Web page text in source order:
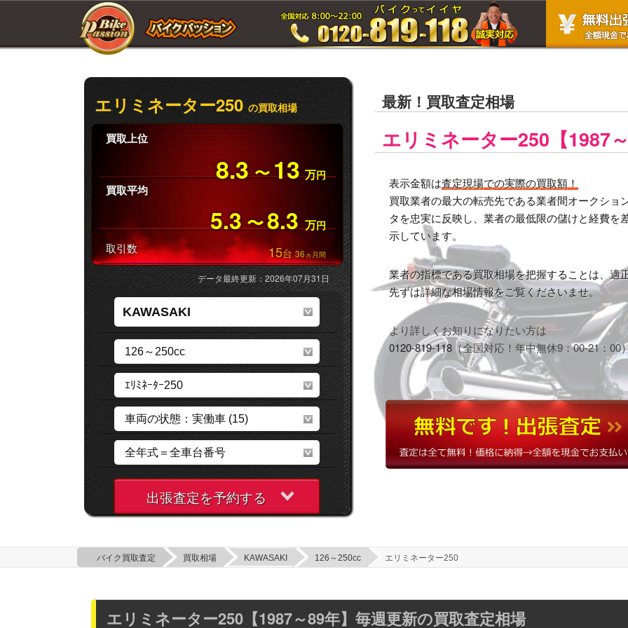
最新！買取査定相場
エリミネーター250【1987
表示金額は査定現場での実際の買取額！
買取業者の最大の転売先である業者間オークショ
タを忠実に反映し、業者の最低限の儲けと経費を
示しています。
業者の指標である買取相場を把握することは、適
先ずは詳細な相場情報をご覧くださいませ。
より詳しくお知りになりたい方は
0120-819-118（全国対応！年中無休9：00-21：00
エリミネーター250 の買取相場
買取上位
8.3 〜13 万円
買取平均
5.3 〜8.3 万円
取引数 15台36ヵ月間
データ最終更新：2026年07月31日
出張査定を予約する
バイク買取査定 買取相場 KAWASAKI 126～250cc エリミネーター250
エリミネーター250【1987～89年】毎週更新の買取査定相場